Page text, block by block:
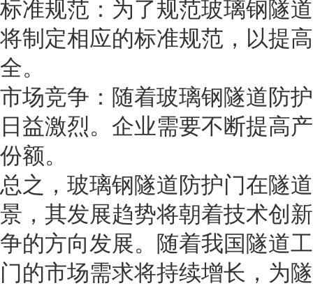
标准规范：为了规范玻璃钢隧
将制定相应的标准规范，以提
全。
市场竞争：随着玻璃钢隧道防
日益激烈。企业需要不断提高
份额。
总之，玻璃钢隧道防护门在隧
景，其发展趋势将朝着技术创
争的方向发展。随着我国隧道
门的市场需求将持续增长，为